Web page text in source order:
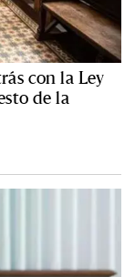
con la Ley
de la